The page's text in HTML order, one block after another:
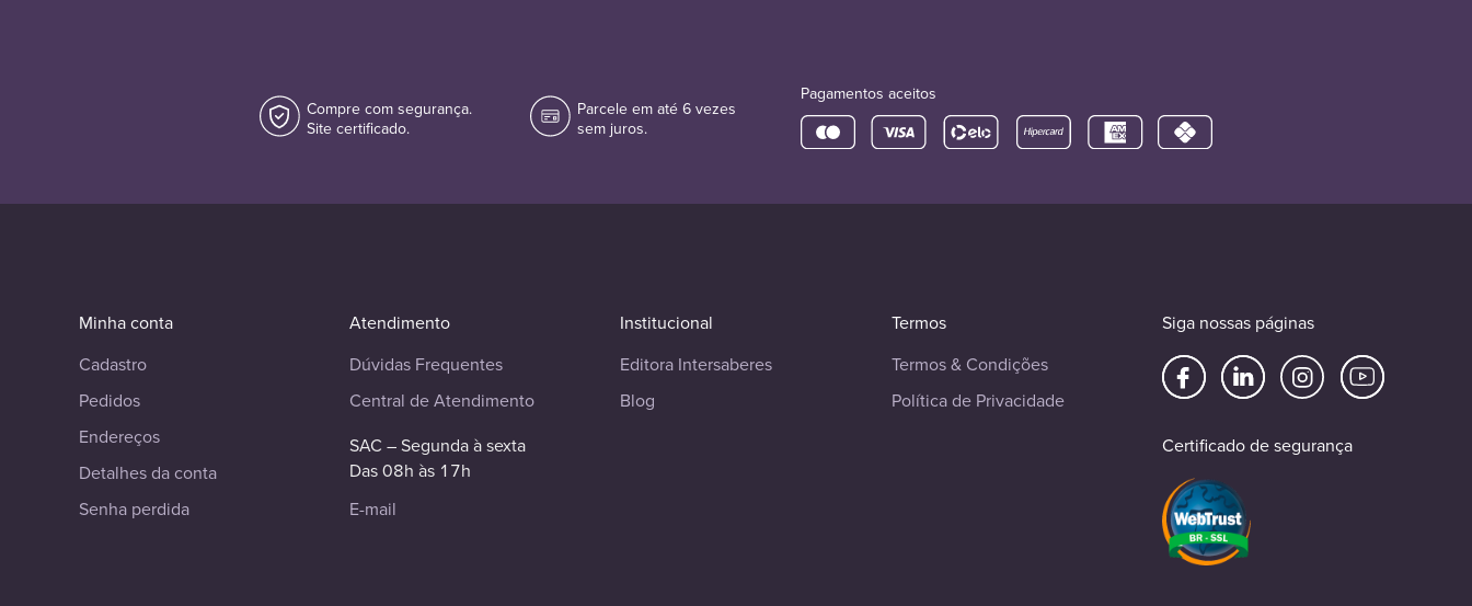
Compre com segurança.
Site certificado.
Parcele em até 6 vezes
sem juros.
Pagamentos aceitos
Minha conta
Cadastro
Pedidos
Endereços
Detalhes da conta
Senha perdida
Atendimento
Dúvidas Frequentes
Central de Atendimento
SAC – Segunda à sexta
Das 08h às 17h
E-mail
Institucional
Editora Intersaberes
Blog
Termos
Termos & Condições
Política de Privacidade
Siga nossas páginas
Certificado de segurança